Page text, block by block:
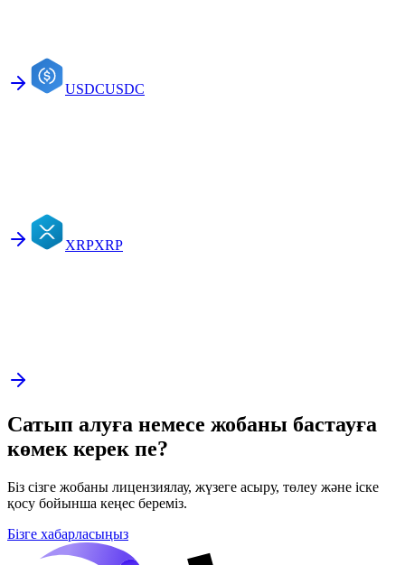
USDCUSDC
XRPXRP
Сатып алуға немесе жобаны бастауға
көмек керек пе?
Біз сізге жобаны лицензиялау, жүзеге асыру, төлеу және іске
қосу бойынша кеңес береміз.
Бізге хабарласыңыз